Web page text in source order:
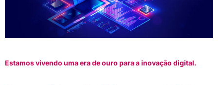
Estamos vivendo uma era de ouro para a inovação digital.